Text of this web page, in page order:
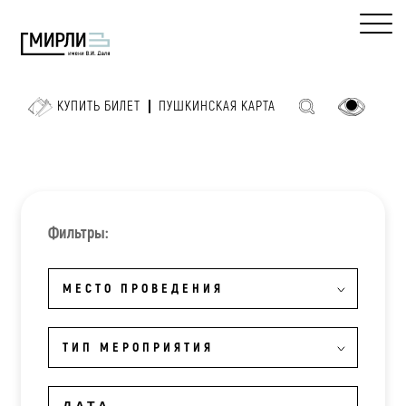
КУПИТЬ БИЛЕТ ПУШКИНСКАЯ КАРТА
Фильтры:
МЕСТО ПРОВЕДЕНИЯ
ТИП МЕРОПРИЯТИЯ